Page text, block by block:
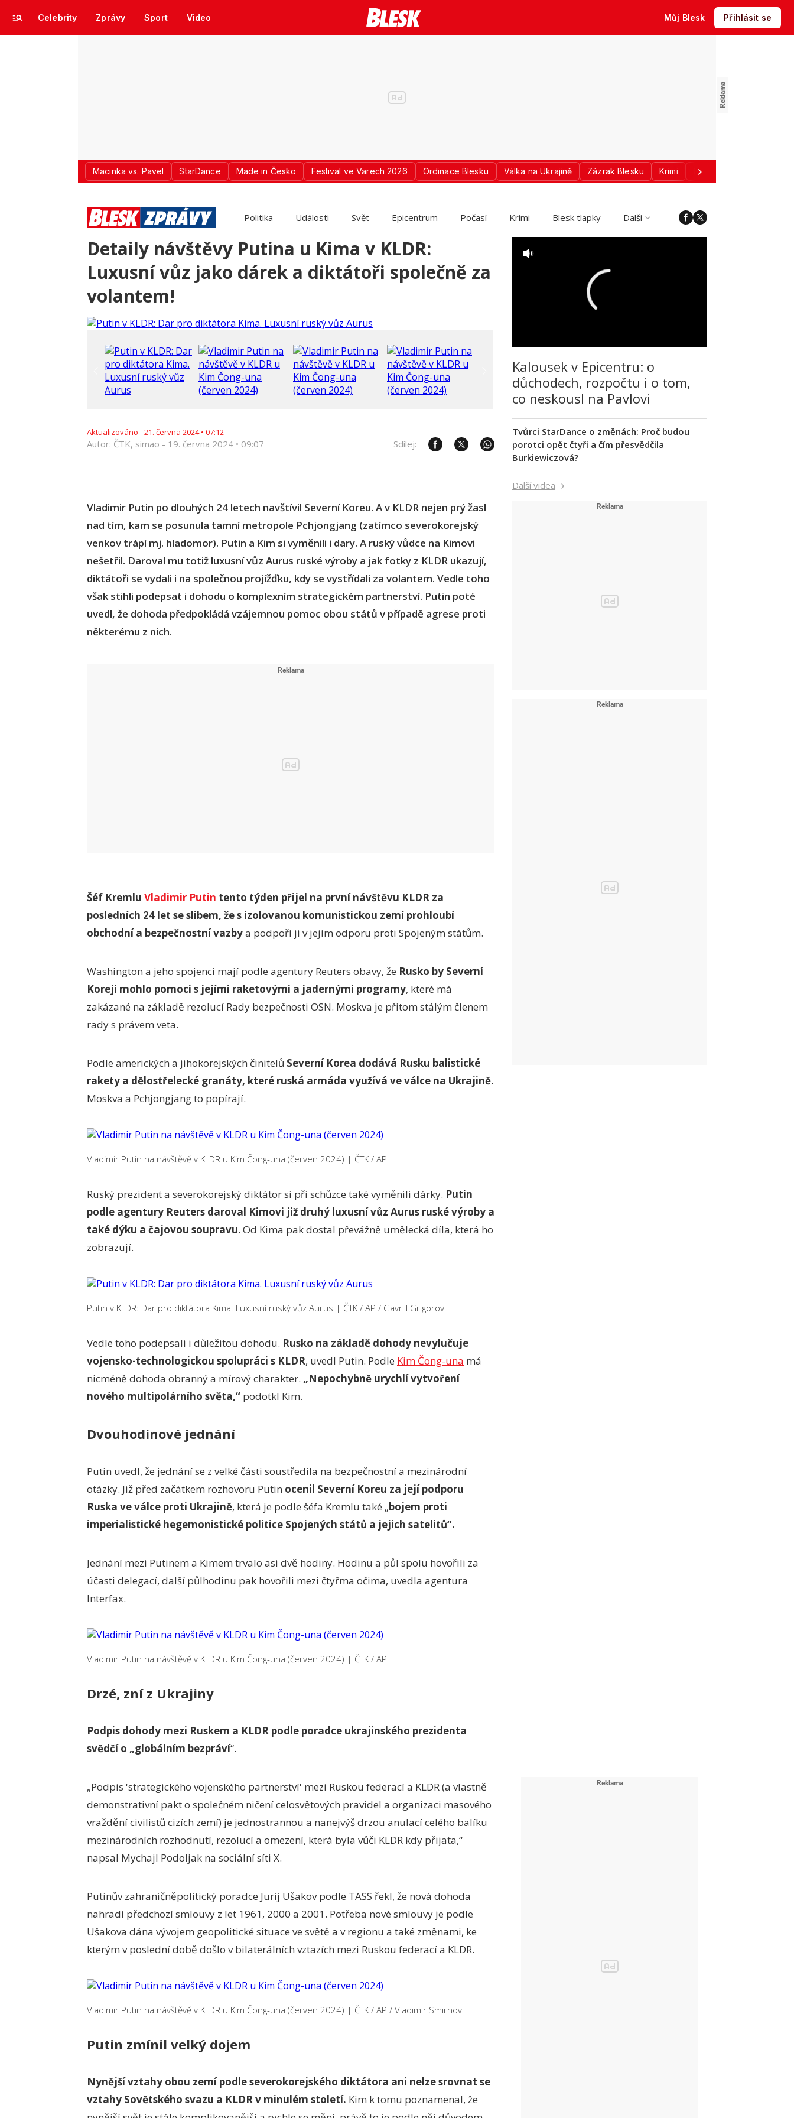
Celebrity Zprávy Sport Video Můj Blesk Přihlásit se
Macinka vs. Pavel StarDance Made in Česko Festival ve Varech 2026 Ordinace Blesku Válka na Ukrajině Zázrak Blesku Krimi Donald Trump
Politika Události Svět Epicentrum Počasí Krimi Blesk tlapky Další
Detaily návštěvy Putina u Kima v KLDR:
Luxusní vůz jako dárek a diktátoři společně za
volantem!
Aktualizováno -21. června 2024• 07:12
Autor: ČTK, simao - 19. června 2024 • 09:07 Sdílej:
Vladimir Putin po dlouhých 24 letech navštívil Severní Koreu. A v KLDR nejen prý žasl
nad tím, kam se posunula tamní metropole Pchjongjang (zatímco severokorejský
venkov trápí mj. hladomor). Putin a Kim si vyměnili i dary. A ruský vůdce na Kimovi
nešetřil. Daroval mu totiž luxusní vůz Aurus ruské výroby a jak fotky z KLDR ukazují,
diktátoři se vydali i na společnou projížďku, kdy se vystřídali za volantem. Vedle toho
však stihli podepsat i dohodu o komplexním strategickém partnerství. Putin poté
uvedl, že dohoda předpokládá vzájemnou pomoc obou států v případě agrese proti
některému z nich.
Šéf Kremlu Vladimir Putin tento týden přijel na první návštěvu KLDR za
posledních 24 let se slibem, že s izolovanou komunistickou zemí prohloubí
obchodní a bezpečnostní vazbya podpoří ji v jejím odporu proti Spojeným státům.
Washington a jeho spojenci mají podle agentury Reuters obavy, že Rusko by Severní
Koreji mohlo pomoci s jejími raketovými a jadernými programy, které má
zakázané na základě rezolucí Rady bezpečnosti OSN. Moskva je přitom stálým členem
rady s právem veta.
Podle amerických a jihokorejských činitelů Severní Korea dodává Rusku balistické
rakety a dělostřelecké granáty, které ruská armáda využívá ve válce na Ukrajině.
Moskva a Pchjongjang to popírají.
Vladimir Putin na návštěvě v KLDR u Kim Čong-una (červen 2024) | ČTK / AP
Ruský prezident a severokorejský diktátor si při schůzce také vyměnili dárky. Putin
podle agentury Reuters daroval Kimovi již druhý luxusní vůz Aurus ruské výroby a
také dýku a čajovou soupravu. Od Kima pak dostal převážně umělecká díla, která ho
zobrazují.
Putin v KLDR: Dar pro diktátora Kima. Luxusní ruský vůz Aurus | ČTK / AP / Gavriil Grigorov
Vedle toho podepsali i důležitou dohodu. Rusko na základě dohody nevylučuje
vojensko-technologickou spolupráci s KLDR, uvedl Putin. Podle Kim Čong-una má
nicméně dohoda obranný a mírový charakter. „Nepochybně urychlí vytvoření
nového multipolárního světa,“ podotkl Kim.
Dvouhodinové jednání
Putin uvedl, že jednání se z velké části soustředila na bezpečnostní a mezinárodní
otázky. Již před začátkem rozhovoru Putin ocenil Severní Koreu za její podporu
Ruska ve válce proti Ukrajině, která je podle šéfa Kremlu také „bojem proti
imperialistické hegemonistické politice Spojených států a jejich satelitů“.
Jednání mezi Putinem a Kimem trvalo asi dvě hodiny. Hodinu a půl spolu hovořili za
účasti delegací, další půlhodinu pak hovořili mezi čtyřma očima, uvedla agentura
Interfax.
Vladimir Putin na návštěvě v KLDR u Kim Čong-una (červen 2024) | ČTK / AP
Drzé, zní z Ukrajiny
Podpis dohody mezi Ruskem a KLDR podle poradce ukrajinského prezidenta
svědčí o „globálním bezpráví“.
„Podpis 'strategického vojenského partnerství' mezi Ruskou federací a KLDR (a vlastně
demonstrativní pakt o společném ničení celosvětových pravidel a organizaci masového
vraždění civilistů cizích zemí) je jednostrannou a nanejvýš drzou anulací celého balíku
mezinárodních rozhodnutí, rezolucí a omezení, která byla vůči KLDR kdy přijata,“
napsal Mychajl Podoljak na sociální síti X.
Putinův zahraničněpolitický poradce Jurij Ušakov podle TASS řekl, že nová dohoda
nahradí předchozí smlouvy z let 1961, 2000 a 2001. Potřeba nové smlouvy je podle
Ušakova dána vývojem geopolitické situace ve světě a v regionu a také změnami, ke
kterým v poslední době došlo v bilaterálních vztazích mezi Ruskou federací a KLDR.
Vladimir Putin na návštěvě v KLDR u Kim Čong-una (červen 2024) | ČTK / AP / Vladimir Smirnov
Putin zmínil velký dojem
Nynější vztahy obou zemí podle severokorejského diktátora ani nelze srovnat se
vztahy Sovětského svazu a KLDR v minulém století. Kim k tomu poznamenal, že
Kalousek v Epicentru: o
důchodech, rozpočtu i o tom,
co neskousl na Pavlovi
Tvůrci StarDance o změnách: Proč budou
porotci opět čtyři a čím přesvědčila
Burkiewiczová?
Další videa